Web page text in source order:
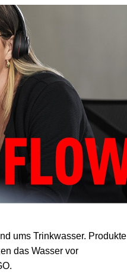
ums Trinkwasser. Produkte
das Wasser vor